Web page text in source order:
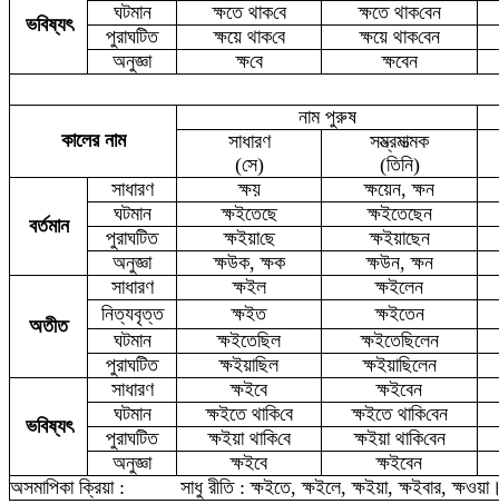
ভবিষ্যৎ
ঘটমান ক্ষতে থাকবে ক্ষতে থাকবেন
পুরাঘটিত
ক্ষয়ে থাকবে ক্ষয়ে থাকবেন
অনুজ্ঞা
ক্ষবে ক্ষবেন
কালের নাম
নামপুরুষ
সাধারণ
(সে)
সম্ভ্রমাত্মক
(তিনি)
বর্তমান
সাধারণ ক্ষয় ক্ষয়েন, ক্ষন
ঘটমান
ক্ষইতেছে ক্ষইতেছেন
পুরাঘটিত
ক্ষইয়াছে ক্ষইয়াছেন
অনুজ্ঞা
ক্ষউক, ক্ষক ক্ষউন, ক্ষন
অতীত
সাধারণ ক্ষইল
ক্ষইলেন
নিত্যবৃত্ত
ক্ষইত
ক্ষইতেন
ঘটমান
ক্ষইতেছিল
ক্ষইতেছিলেন
পুরাঘটিত
ক্ষইয়াছিল ক্ষইয়াছিলেন
ভবিষ্যৎ
সাধারণ ক্ষইবে
ক্ষইবেন
ঘটমান
ক্ষইতে থাকিবে ক্ষইতে থাকিবেন
পুরাঘটিত
ক্ষইয়া থাকিবে ক্ষইয়া থাকিবেন
অনুজ্ঞা
ক্ষইবে
ক্ষইবেন
অসমাপিকা ক্রিয়া :
সাধু রীতি : ক্ষইতে, ক্ষইলে, ক্ষইয়া, ক্ষইবার, ক্ষওয়া